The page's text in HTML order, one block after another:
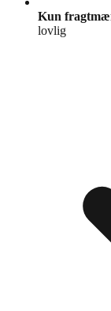
Kun
lovlig